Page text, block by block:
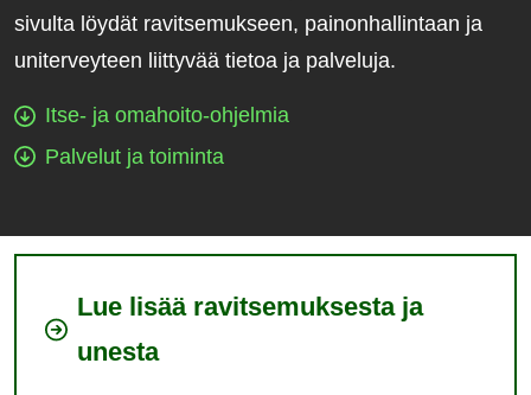
sivulta löydät ravitsemukseen, painonhallintaan ja
uniterveyteen liittyvää tietoa ja palveluja.
Itse- ja omahoito-ohjelmia
Palvelut ja toiminta
Lue lisää ravitsemuksesta ja
unesta